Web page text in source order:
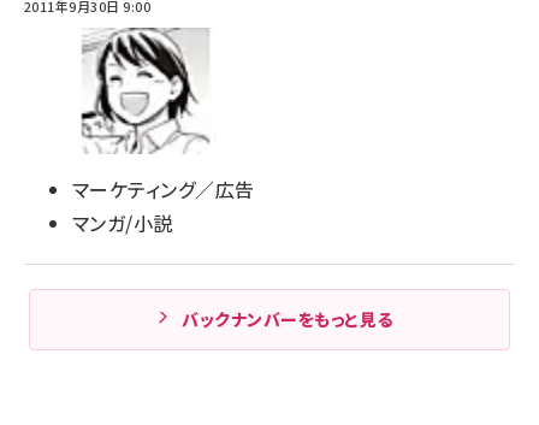
2011年9月30日 9:00
マーケティング／広告
マンガ/小説
バックナンバーをもっと見る